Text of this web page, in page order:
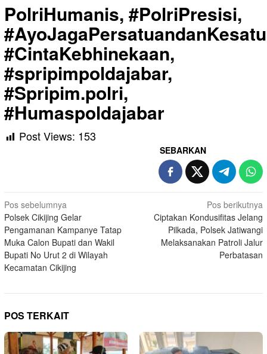
PolriHumanis, #PolriPresisi,
#CintaKebhinekaan,
#spripimpoldajabar,
#Spripim.polri,
#Humaspoldajabar
Post Views: 153
SEBARKAN
Navigasi
pos
Pos sebelumnya
Polsek Cikijing Gelar
Pengamanan Kampanye Tatap
Muka Calon Bupati dan Wakil
Bupati No Urut 2 di Wilayah
Kecamatan Cikijing
Pos berikutnya
Ciptakan Kondusifitas Jelang
Pilkada, Polsek Jatiwangi
Melaksanakan Patroli Jalur
Perbatasan
POS TERKAIT